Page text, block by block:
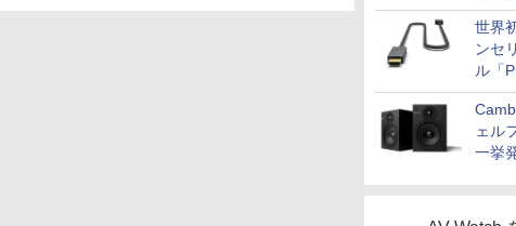
「AC
世界
ンセ
ル「
ェル
一挙